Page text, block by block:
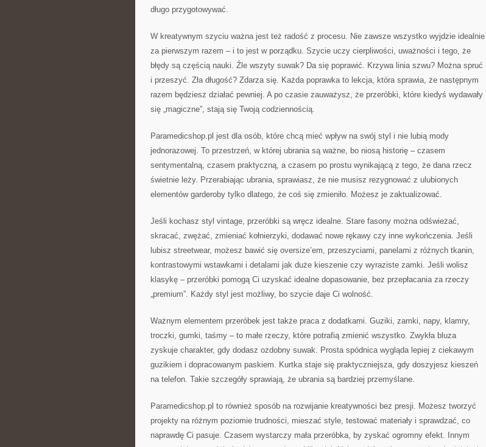
długo przygotowywać.
W kreatywnym szyciu ważna jest też radość z procesu. Nie zawsze wszystko wyjdzie idealnie
za pierwszym razem – i to jest w porządku. Szycie uczy cierpliwości, uważności i tego, że
błędy są częścią nauki. Źle wszyty suwak? Da się poprawić. Krzywa linia szwu? Można spruć
i przeszyć. Zła długość? Zdarza się. Każda poprawka to lekcja, która sprawia, że następnym
razem będziesz działać pewniej. A po czasie zauważysz, że przeróbki, które kiedyś wydawały
się „magiczne”, stają się Twoją codziennością.
Paramedicshop.pl jest dla osób, które chcą mieć wpływ na swój styl i nie lubią mody
jednorazowej. To przestrzeń, w której ubrania są ważne, bo niosą historię – czasem
sentymentalną, czasem praktyczną, a czasem po prostu wynikającą z tego, że dana rzecz
świetnie leży. Przerabiając ubrania, sprawiasz, że nie musisz rezygnować z ulubionych
elementów garderoby tylko dlatego, że coś się zmieniło. Możesz je zaktualizować.
Jeśli kochasz styl vintage, przeróbki są wręcz idealne. Stare fasony można odświeżać,
skracać, zwężać, zmieniać kołnierzyki, dodawać nowe rękawy czy inne wykończenia. Jeśli
lubisz streetwear, możesz bawić się oversize’em, przeszyciami, panelami z różnych tkanin,
kontrastowymi wstawkami i detalami jak duże kieszenie czy wyraziste zamki. Jeśli wolisz
klasykę – przeróbki pomogą Ci uzyskać idealne dopasowanie, bez przepłacania za rzeczy
„premium”. Każdy styl jest możliwy, bo szycie daje Ci wolność.
Ważnym elementem przeróbek jest także praca z dodatkami. Guziki, zamki, napy, klamry,
troczki, gumki, taśmy – to małe rzeczy, które potrafią zmienić wszystko. Zwykła bluza
zyskuje charakter, gdy dodasz ozdobny suwak. Prosta spódnica wygląda lepiej z ciekawym
guzikiem i dopracowanym paskiem. Kurtka staje się praktyczniejsza, gdy doszyjesz kieszeń
na telefon. Takie szczegóły sprawiają, że ubrania są bardziej przemyślane.
Paramedicshop.pl to również sposób na rozwijanie kreatywności bez presji. Możesz tworzyć
projekty na różnym poziomie trudności, mieszać style, testować materiały i sprawdzać, co
naprawdę Ci pasuje. Czasem wystarczy mała przeróbka, by zyskać ogromny efekt. Innym